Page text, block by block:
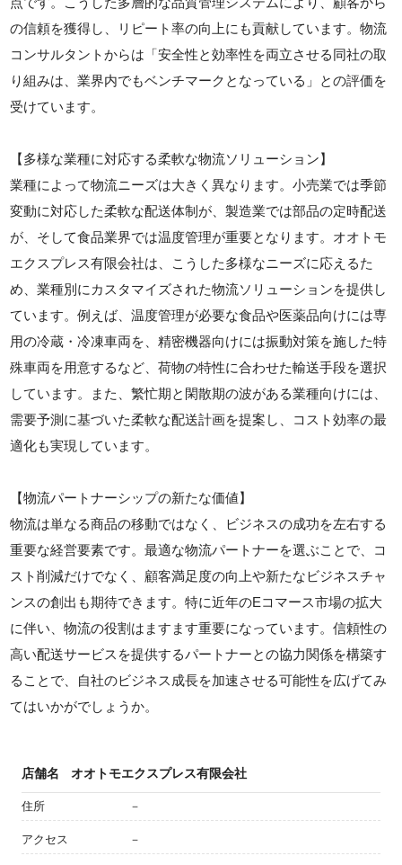
の信頼を獲得し、リピート率の向上にも貢献しています。物流
コンサルタントからは「安全性と効率性を両立させる同社の取
り組みは、業界内でもベンチマークとなっている」との評価を
受けています。
【多様な業種に対応する柔軟な物流ソリューション】
業種によって物流ニーズは大きく異なります。小売業では季節
変動に対応した柔軟な配送体制が、製造業では部品の定時配送
が、そして食品業界では温度管理が重要となります。オオトモ
エクスプレス有限会社は、こうした多様なニーズに応えるた
め、業種別にカスタマイズされた物流ソリューションを提供し
ています。例えば、温度管理が必要な食品や医薬品向けには専
用の冷蔵・冷凍車両を、精密機器向けには振動対策を施した特
殊車両を用意するなど、荷物の特性に合わせた輸送手段を選択
しています。また、繁忙期と閑散期の波がある業種向けには、
需要予測に基づいた柔軟な配送計画を提案し、コスト効率の最
適化も実現しています。
【物流パートナーシップの新たな価値】
物流は単なる商品の移動ではなく、ビジネスの成功を左右する
重要な経営要素です。最適な物流パートナーを選ぶことで、コ
スト削減だけでなく、顧客満足度の向上や新たなビジネスチャ
ンスの創出も期待できます。特に近年のEコマース市場の拡大
に伴い、物流の役割はますます重要になっています。信頼性の
高い配送サービスを提供するパートナーとの協力関係を構築す
ることで、自社のビジネス成長を加速させる可能性を広げてみ
てはいかがでしょうか。
店舗名 オオトモエクスプレス有限会社
住所 －
アクセス －